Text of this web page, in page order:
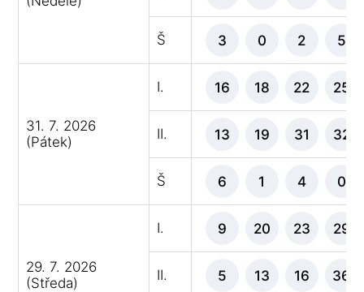
Š 3 0 2 5
31. 7. 2026
(Pátek)
I. 16 18 22 25
II. 13 19 31 32
Š 6 1 4 0
29. 7. 2026
(Středa)
I. 9 20 23 29
II. 5 13 16 36